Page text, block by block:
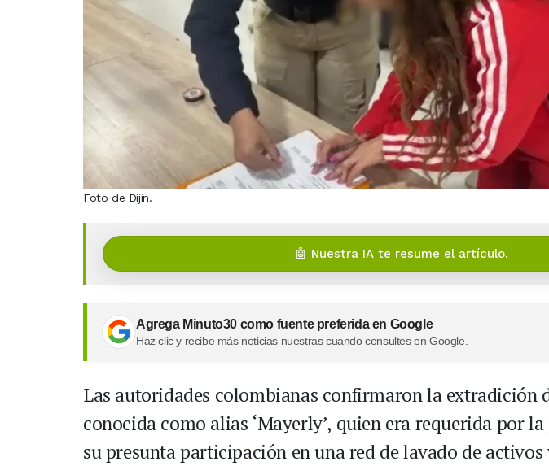
Foto de Dijin.
🤖 Nuestra IA te resume el artículo.
Agrega Minuto30 como fuente preferida en Google
Haz clic y recibe más noticias nuestras cuando consultes en Google.
Las autoridades colombianas confirmaron la extradición
conocida como alias ‘Mayerly’, quien era requerida por
su presunta participación en una red de lavado de